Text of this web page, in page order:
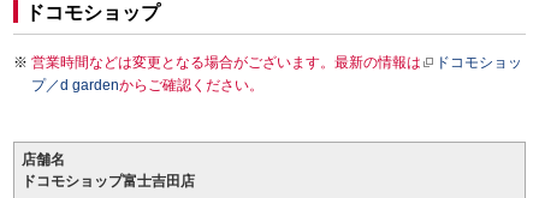
ドコモショップ
営業時間などは変更となる場合がございます。最新の情報は
ドコモショッ
プ／d gardenからご確認ください。
店舗名
ドコモショップ富士吉田店